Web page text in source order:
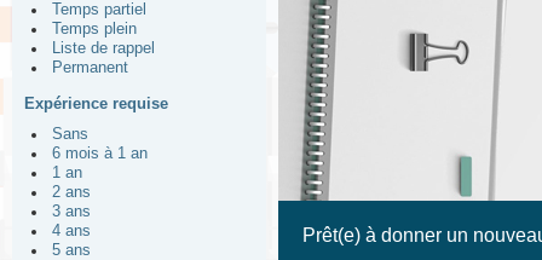
Temps partiel
Temps plein
Liste de rappel
Permanent
Expérience requise
Sans
6 mois à 1 an
1 an
2 ans
3 ans
4 ans
5 ans
Prêt(e) à donner un